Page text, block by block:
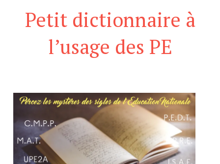
Petit dictionnaire à
l’usage des PE